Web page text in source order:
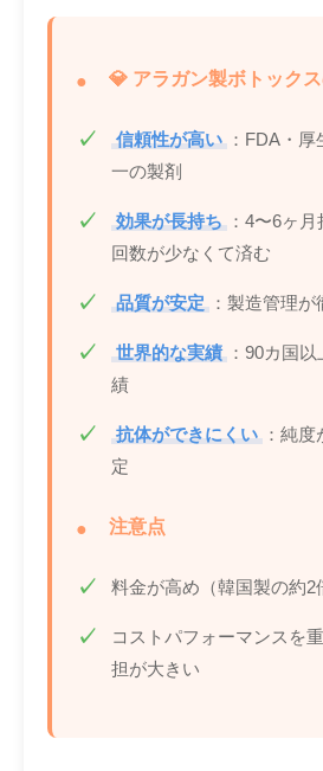
💎 アラガン製ボトック
信頼性が高い ：FDA・
一の製剤
効果が長持ち ：4〜6ヶ
回数が少なくて済む
品質が安定 ：製造管理
世界的な実績 ：90カ国
績
抗体ができにくい ：純
定
注意点
料金が高め（韓国製の約2
コストパフォーマンスを
担が大きい